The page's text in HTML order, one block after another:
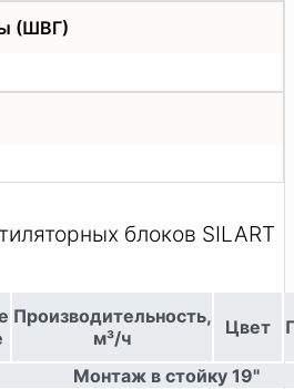
(ШВГ)
блоков SILART
Производительность,
м³/ч
Цвет
Монтаж в стойку 19"